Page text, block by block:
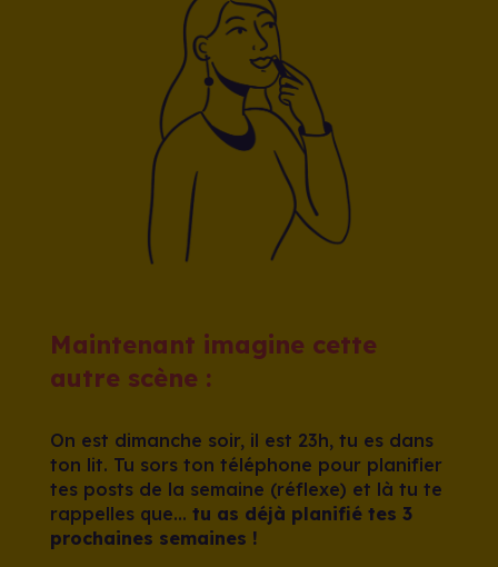
Maintenant imagine cette
autre scène :
On est dimanche soir, il est 23h, tu es dans
ton lit. Tu sors ton téléphone pour planifier
tes posts de la semaine (réflexe) et là tu te
rappelles que… tu as déjà planifié tes 3
prochaines semaines !